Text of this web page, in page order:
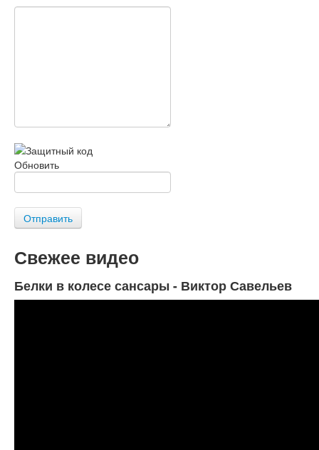
Обновить
Отправить
Свежее видео
Белки в колесе сансары - Виктор Савельев